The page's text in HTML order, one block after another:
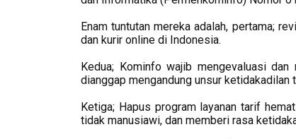
Enam tuntutan mereka adalah, pertama;
dan kurir online di Indonesia.
Kedua; Kominfo wajib mengevaluasi
dianggap mengandung unsur
Ketiga; Hapus program layanan tarif
tidak manusiawi, dan memberi rasa